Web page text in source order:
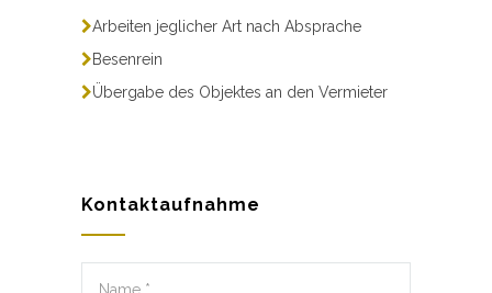
Arbeiten jeglicher Art nach Absprache
Besenrein
Übergabe des Objektes an den Vermieter
Kontaktaufnahme